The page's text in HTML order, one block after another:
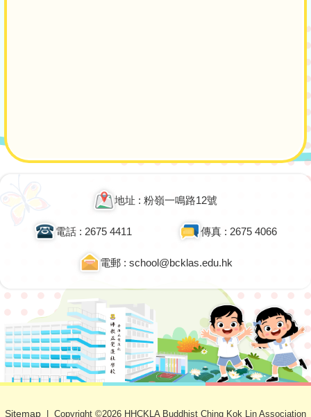
地址 : 粉嶺一鳴路12號
電話 : 2675 4411 傳真 : 2675 4066
電郵 : school@bcklas.edu.hk
Sitemap | Copyright ©2026 HHCKLA Buddhist Ching Kok Lin Association